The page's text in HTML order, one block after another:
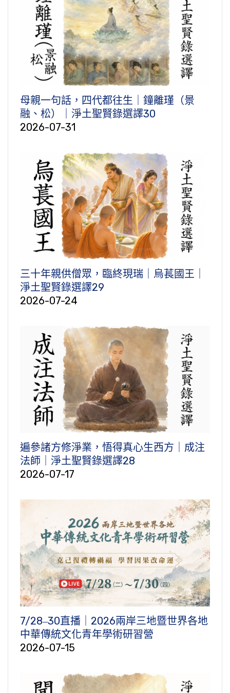
母親一句話，四代都往生｜鐘離瑾（景
融、松）｜淨土聖賢錄選譯30
2026-07-31
三十年親供僧眾，臨終現瑞｜烏萇國王｜
淨土聖賢錄選譯29
2026-07-24
遍參諸方修淨業，悟得真心生西方｜成注
法師｜淨土聖賢錄選譯28
2026-07-17
7/28‒30直播｜2026兩岸三地暨世界各地
中華傳統文化青年學術研習營
2026-07-15